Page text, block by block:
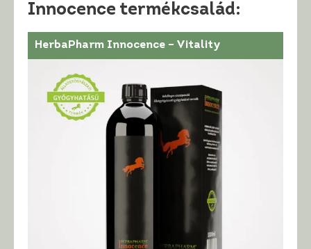
Innocence termékcsalád:
HerbaPharm Innocence – Vitality